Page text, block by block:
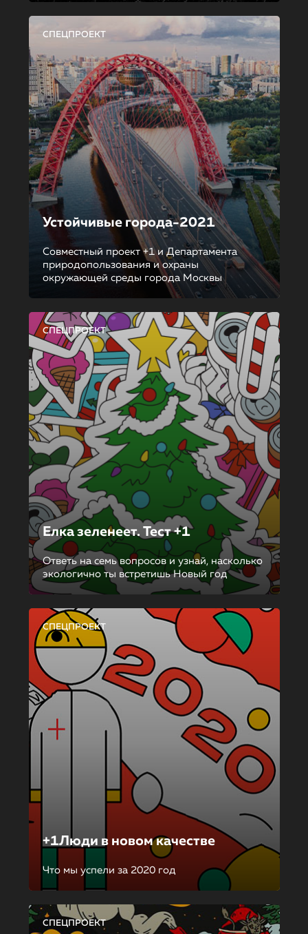
СПЕЦПРОЕКТ
Устойчивые города-2021
Совместный проект +1 и Департамента
природопользования и охраны
окружающей среды города Москвы
СПЕЦПРОЕКТ
Елка зеленеет. Тест +1
Ответь на семь вопросов и узнай, насколько
экологично ты встретишь Новый год
СПЕЦПРОЕКТ
+1Люди в новом качестве
Что мы успели за 2020 год
СПЕЦПРОЕКТ